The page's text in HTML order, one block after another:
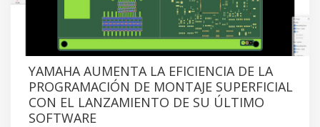
YAMAHA AUMENTA LA EFICIENCIA DE LA
PROGRAMACIÓN DE MONTAJE SUPERFICIAL
CON EL LANZAMIENTO DE SU ÚLTIMO
SOFTWARE